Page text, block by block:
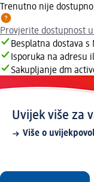
Trenutno nije
Provjerite dostupnost
Besplatna dostava
Isporuka na adresu
Sakupljanje dm
Uvijek više za
Više o